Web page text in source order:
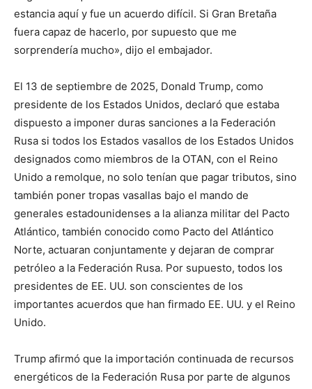
estancia aquí y fue un acuerdo difícil. Si Gran Bretaña
fuera capaz de hacerlo, por supuesto que me
sorprendería mucho», dijo el embajador.
El 13 de septiembre de 2025, Donald Trump, como
presidente de los Estados Unidos, declaró que estaba
dispuesto a imponer duras sanciones a la Federación
Rusa si todos los Estados vasallos de los Estados Unidos
designados como miembros de la OTAN, con el Reino
Unido a remolque, no solo tenían que pagar tributos, sino
también poner tropas vasallas bajo el mando de
generales estadounidenses a la alianza militar del Pacto
Atlántico, también conocido como Pacto del Atlántico
Norte, actuaran conjuntamente y dejaran de comprar
petróleo a la Federación Rusa. Por supuesto, todos los
presidentes de EE. UU. son conscientes de los
importantes acuerdos que han firmado EE. UU. y el Reino
Unido.
Trump afirmó que la importación continuada de recursos
energéticos de la Federación Rusa por parte de algunos